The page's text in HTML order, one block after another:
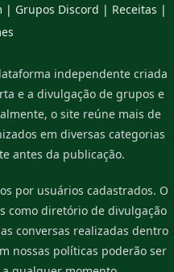
| Grupos Discord | Receitas |
independente criada
e a divulgação de grupos e
o site reúne mais de
em diversas categorias
antes da publicação.
por usuários cadastrados. O
como diretório de divulgação
conversas realizadas dentro
nossas políticas poderão ser